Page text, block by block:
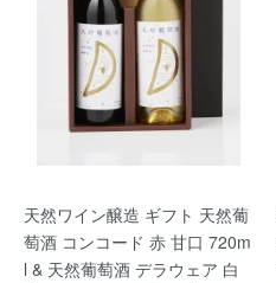
天然ワイン醸造 ギフト 天然葡
萄酒 コンコード 赤 甘口 720m
l & 天然葡萄酒 デラウェア 白